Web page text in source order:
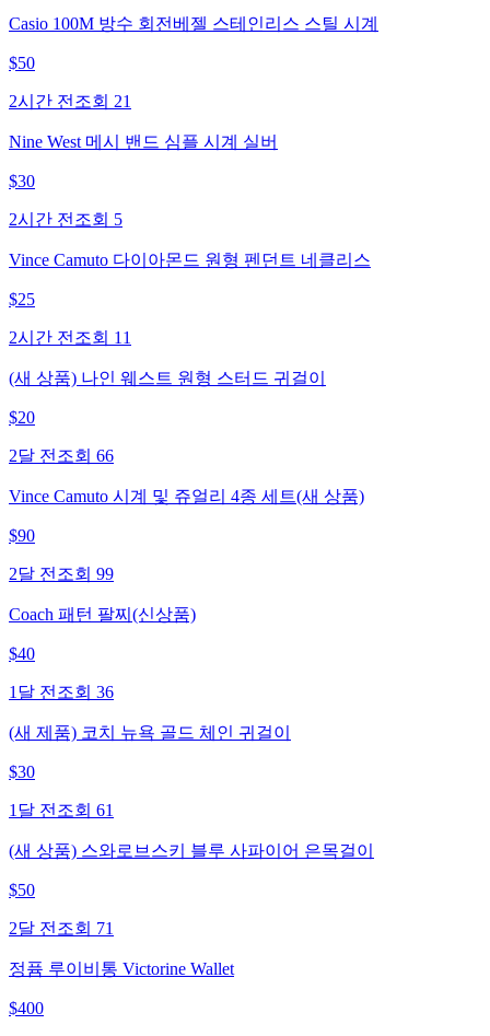
Casio 100M 방수 회전베젤 스테인리스 스틸 시계
$50
2시간 전 조회 21
Nine West 메시 밴드 심플 시계 실버
$30
2시간 전 조회 5
Vince Camuto 다이아몬드 원형 펜던트 네클리스
$25
2시간 전 조회 11
(새 상품) 나인 웨스트 원형 스터드 귀걸이
$20
2달 전 조회 66
Vince Camuto 시계 및 쥬얼리 4종 세트(새 상품)
$90
2달 전 조회 99
Coach 패턴 팔찌(신상품)
$40
1달 전 조회 36
(새 제품) 코치 뉴욕 골드 체인 귀걸이
$30
1달 전 조회 61
(새 상품) 스와로브스키 블루 사파이어 은목걸이
$50
2달 전 조회 71
정퓸 루이비통 Victorine Wallet
$400